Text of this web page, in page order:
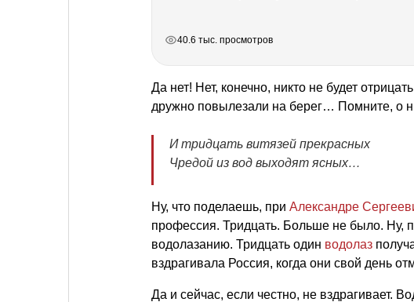
40.6 тыс. просмотров
Да нет! Нет, конечно, никто не будет
дружно повылезали на берег… Помните, о
И тридцать витязей прекрасных
Чредой из вод выходят ясных…
Ну, что поделаешь, при Александре
профессия. Тридцать. Больше не было.
водолазанию. Тридцать один водолаз
вздрагивала Россия, когда они свой день
Да и сейчас, если честно, не вздрагивает.